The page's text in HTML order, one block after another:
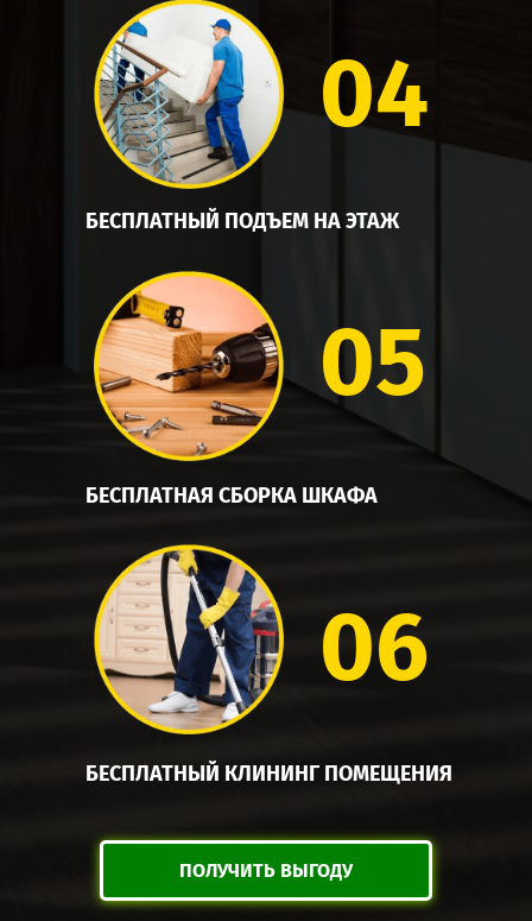
БЕСПЛАТНЫЙ ПОДЪЕМ НА ЭТАЖ
04
БЕСПЛАТНАЯ СБОРКА ШКАФА
05
БЕСПЛАТНЫЙ КЛИНИНГ ПОМЕЩЕНИЯ
06
ПОЛУЧИТЬ ВЫГОДУ